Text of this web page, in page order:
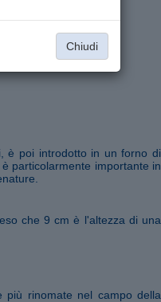
Chiudi
è poi introdotto in un forno di
particolarmente importante in
che 9 cm è l'altezza di una
rinomate nel campo della